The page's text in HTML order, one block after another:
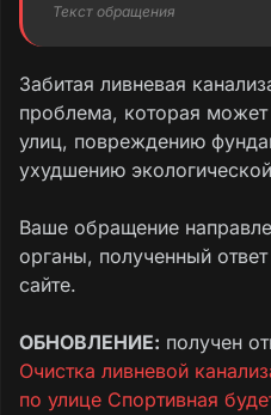
Текст обращения
Забитая ливневая
проблема, которая может
улиц, повреждению
ухудшению
Ваше обращение
органы, полученный
сайте.
ОБНОВЛЕНИЕ: получен
Очистка ливневой
по улице Спортивная